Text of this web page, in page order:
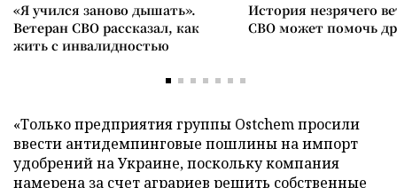
«Я учился заново дышать».
Ветеран СВО рассказал, как
жить с инвалидностью
История незрячего
СВО может помочь
«Только предприятия группы Ostchem просили
ввести антидемпинговые пошлины на импорт
удобрений на Украине, поскольку компания
намерена за счет аграриев решить собственные